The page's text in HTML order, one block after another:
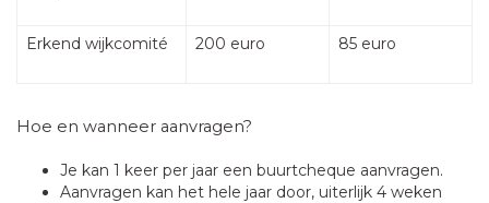
Erkend wijkcomité 200 euro 85 euro
Hoe en wanneer aanvragen?
Je kan 1 keer per jaar een buurtcheque aanvragen.
Aanvragen kan het hele jaar door, uiterlijk 4 weken